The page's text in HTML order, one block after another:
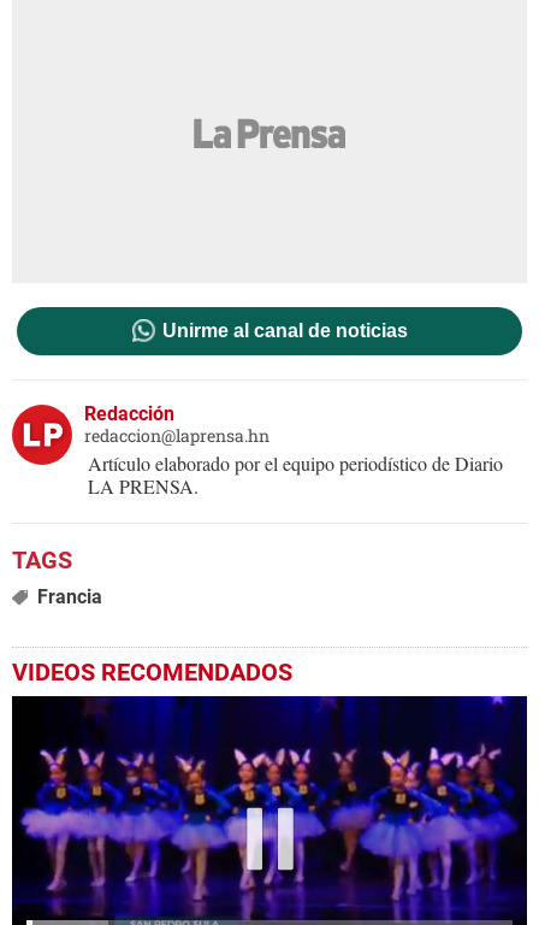
Unirme al canal de noticias
Redacción
redaccion@laprensa.hn
Artículo elaborado por el equipo periodístico de Diario
LA PRENSA.
Francia
VIDEOS RECOMENDADOS